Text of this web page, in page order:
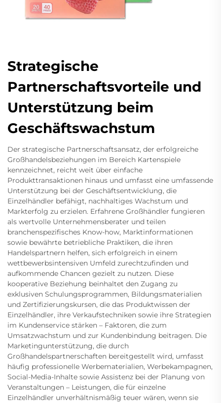
Strategische
Partnerschaftsvorteile und
Unterstützung beim
Geschäftswachstum
Der strategische Partnerschaftsansatz, der erfolgreiche
Großhandelsbeziehungen im Bereich Kartenspiele
kennzeichnet, reicht weit über einfache
Produkttransaktionen hinaus und umfasst eine umfassende
Unterstützung bei der Geschäftsentwicklung, die
Einzelhändler befähigt, nachhaltiges Wachstum und
Markterfolg zu erzielen. Erfahrene Großhändler fungieren
als wertvolle Unternehmensberater und teilen
branchenspezifisches Know-how, Marktinformationen
sowie bewährte betriebliche Praktiken, die ihren
Handelspartnern helfen, sich erfolgreich in einem
wettbewerbsintensiven Umfeld zurechtzufinden und
aufkommende Chancen gezielt zu nutzen. Diese
kooperative Beziehung beinhaltet den Zugang zu
exklusiven Schulungsprogrammen, Bildungsmaterialien
und Zertifizierungskursen, die das Produktwissen der
Einzelhändler, ihre Verkaufstechniken sowie ihre Strategien
im Kundenservice stärken – Faktoren, die zum
Umsatzwachstum und zur Kundenbindung beitragen. Die
Marketingunterstützung, die durch
Großhandelspartnerschaften bereitgestellt wird, umfasst
häufig professionelle Werbematerialien, Werbekampagnen,
Social-Media-Inhalte sowie Assistenz bei der Planung von
Veranstaltungen – Leistungen, die für einzelne
Einzelhändler unverhältnismäßig teuer wären, wenn sie